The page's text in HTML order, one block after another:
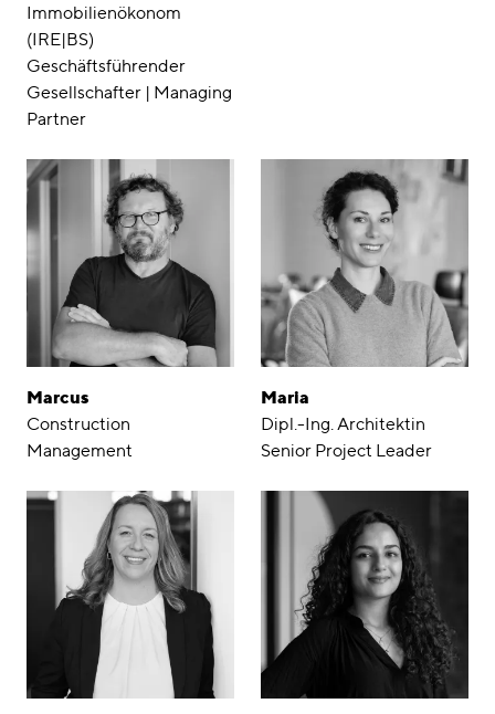
Immobilienökonom
(IRE|BS)
Geschäftsführender
Gesellschafter | Managing
Partner
Marcus
Construction
Management
Maria
Dipl.-Ing. Architektin
Senior Project Leader